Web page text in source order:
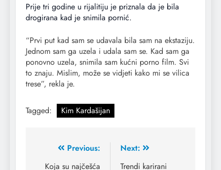
Prije tri godine u rijalitiju je priznala da je bila
drogirana kad je snimila pornić.
“Prvi put kad sam se udavala bila sam na ekstaziju.
Jednom sam ga uzela i udala sam se. Kad sam ga
ponovno uzela, snimila sam kućni porno film. Svi
to znaju. Mislim, može se vidjeti kako mi se vilica
trese”, rekla je.
Tagged: Kim Kardašijan
Previous:
Koja su najčešća
Next:
Trendi karirani